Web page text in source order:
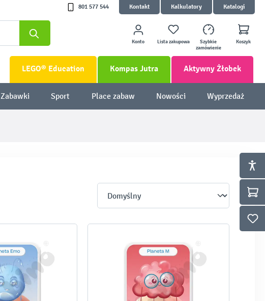
801 577 544 Kontakt Kalkulatory Katalogi
Konto Lista zakupowa
Szybkie
zamówienie
Koszyk
LEGO® Education Kompas Jutra Aktywny Żłobek
Zabawki Sport Place zabaw Nowości Wyprzedaż